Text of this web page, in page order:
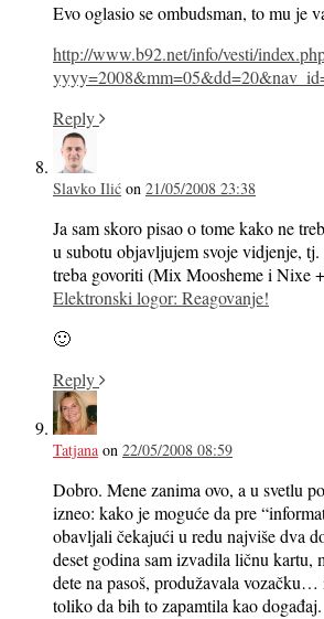
Evo oglasio se ombudsman, to mu je
http://www.b92.net/info/vesti/
Reply
Slavko Ilić on 21/05/2008 23:38
Ja sam skoro pisao o tome kako ne
u subotu objavljujem svoje vidjenje,
treba govoriti (Mix Moosheme i Nixe
Elektronski logor: Reagovanje!
🙂
Reply
Tatjana on 22/05/2008 08:59
Dobro. Mene zanima ovo, a u svetlu
izneo: kako je moguće da pre
obavljali čekajući u redu najviše dva
deset godina sam izvadila ličnu kartu,
dete na pasoš, produžavala
toliko da bih to zapamtila kao događaj.